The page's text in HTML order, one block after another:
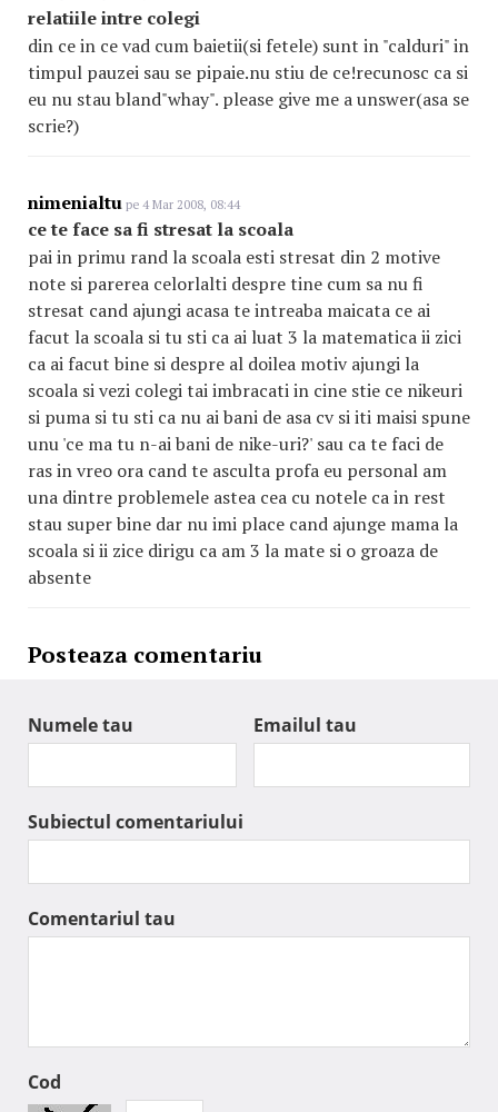
relatiile intre colegi
din ce in ce vad cum baietii(si fetele) sunt in "calduri" in
timpul pauzei sau se pipaie.nu stiu de ce!recunosc ca si
eu nu stau bland"whay". please give me a unswer(asa se
scrie?)
nimenialtu pe 4 Mar 2008, 08:44
ce te face sa fi stresat la scoala
pai in primu rand la scoala esti stresat din 2 motive
note si parerea celorlalti despre tine cum sa nu fi
stresat cand ajungi acasa te intreaba maicata ce ai
facut la scoala si tu sti ca ai luat 3 la matematica ii zici
ca ai facut bine si despre al doilea motiv ajungi la
scoala si vezi colegi tai imbracati in cine stie ce nikeuri
si puma si tu sti ca nu ai bani de asa cv si iti maisi spune
unu 'ce ma tu n-ai bani de nike-uri?' sau ca te faci de
ras in vreo ora cand te asculta profa eu personal am
una dintre problemele astea cea cu notele ca in rest
stau super bine dar nu imi place cand ajunge mama la
scoala si ii zice dirigu ca am 3 la mate si o groaza de
absente
Posteaza comentariu
Numele tau Emailul tau
Subiectul comentariului
Comentariul tau
Cod